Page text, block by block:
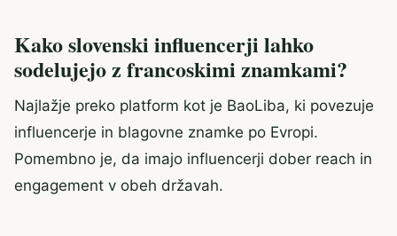
Kako slovenski influencerji lahko
sodelujejo z francoskimi znamkami?
Najlažje preko platform kot je BaoLiba, ki povezuje
influencerje in blagovne znamke po Evropi.
Pomembno je, da imajo influencerji dober reach in
engagement v obeh državah.